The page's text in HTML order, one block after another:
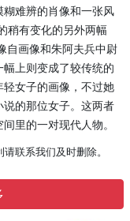
难辨的肖像和一张风
稍有变化的另外两幅
自画像和朱阿夫兵中尉
上则变成了较传统的
女子的画像，不过她
的那位女子。这两者
里的一对现代人物。
联系我们及时删除。